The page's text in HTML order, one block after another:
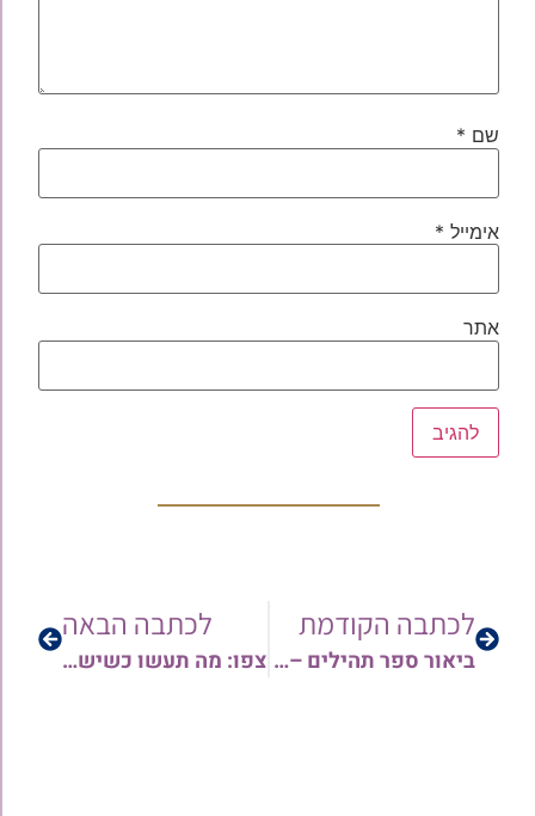
שם *
אימייל *
אתר
לכתבה הקודמת
ביאור ספר תהילים – פרקים ט'-י"ג | הרב יורם סרי
לכתבה הבאה
צפו: מה תעשו כשיש קילוף בתפילין, איך מניחים רש"י ור"ת ביחד, ועוד | מומחי הסת"ם בסרטונים מרתקים >>>